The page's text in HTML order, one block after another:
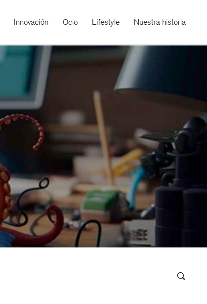
Innovación Ocio Lifestyle Nuestra historia